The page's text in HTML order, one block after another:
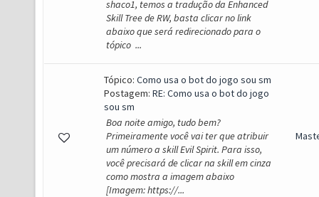
shaco1, temos a tradução da Enhanced
Skill Tree de RW, basta clicar no link
abaixo que será redirecionado para o
tópico ...
Tópico: Como usa o bot do jogo sou sm
Postagem: RE: Como usa o bot do jogo
sou sm
Boa noite amigo, tudo bem?
Primeiramente você vai ter que atribuir
um número a skill Evil Spirit. Para isso,
você precisará de clicar na skill em cinza
como mostra a imagem abaixo
[Imagem: https://...